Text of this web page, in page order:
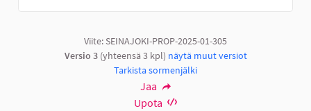
Viite: SEINAJOKI-PROP-2025-01-305
Versio 3(yhteensä 3 kpl) näytä muut versiot
Tarkista sormenjälki
Jaa
Upota